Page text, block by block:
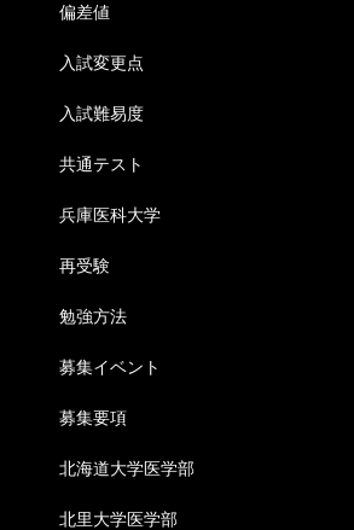
偏差値
入試変更点
入試難易度
共通テスト
兵庫医科大学
再受験
勉強方法
募集イベント
募集要項
北海道大学医学部
北里大学医学部